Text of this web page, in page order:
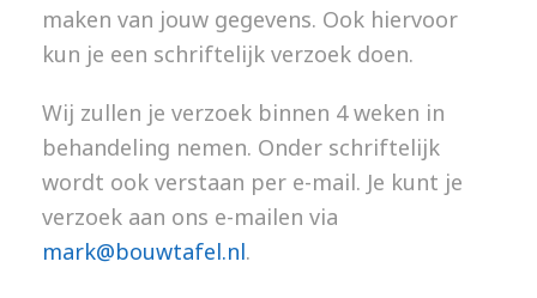
maken van jouw gegevens. Ook hiervoor
kun je een schriftelijk verzoek doen.
Wij zullen je verzoek binnen 4 weken in
behandeling nemen. Onder schriftelijk
wordt ook verstaan per e-mail. Je kunt je
verzoek aan ons e-mailen via
mark@bouwtafel.nl.